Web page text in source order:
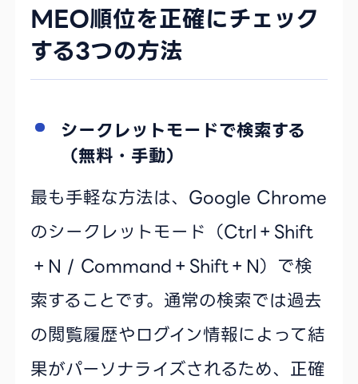
MEO順位を正確にチェック
する3つの方法
シークレットモードで検索する
（無料・手動）
最も手軽な方法は、Google Chrome
のシークレットモード（Ctrl＋Shift
＋N / Command＋Shift＋N）で検
索することです。通常の検索では過去
の閲覧履歴やログイン情報によって結
果がパーソナライズされるため、正確